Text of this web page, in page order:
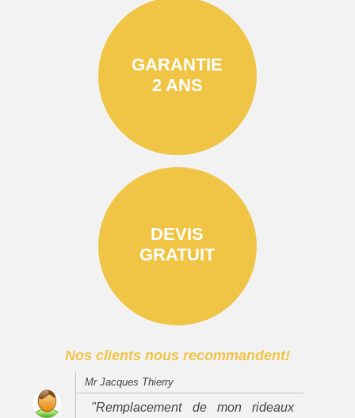
GARANTIE
2 ANS
DEVIS
GRATUIT
Nos clients nous recommandent!
Mr Jacques Thierry
"Remplacement de mon rideaux